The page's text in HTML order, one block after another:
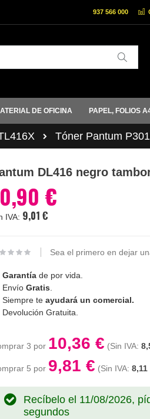
937 566 000
DE OFICINA PAPEL, FOLIOS
Tóner Pantum
DL416 negro
€
9,01 €
Sea el primero en dejar
Garantíade por vida.
Envío Gratis
Siempre te ayudará un comercial.
Devolución Gratuita.
3 por 10,36 €
5 por 9,81 € 8,11
Recíbelo el 11/08/2026,
segundos